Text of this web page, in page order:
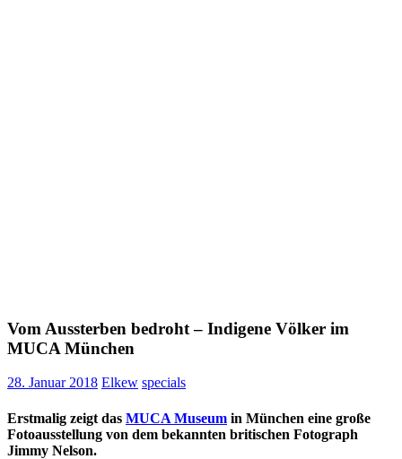
Vom Aussterben bedroht – Indigene Völker im
MUCA München
28. Januar 2018 Elkew specials
Erstmalig zeigt das MUCA Museum in München eine große
Fotoausstellung von dem bekannten britischen Fotograph
Jimmy Nelson.